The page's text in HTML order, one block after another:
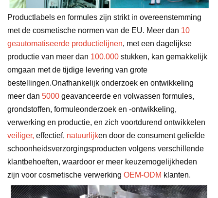
Productlabels en formules zijn strikt in overeenstemming
met de cosmetische normen van de EU. Meer dan 10
geautomatiseerde productielijnen, met een dagelijkse
productie van meer dan 100.000 stukken, kan gemakkelijk
omgaan met de tijdige levering van grote
bestellingen.Onafhankelijk onderzoek en ontwikkeling
meer dan 5000 geavanceerde en volwassen formules,
grondstoffen, formuleonderzoek en -ontwikkeling,
verwerking en productie, en zich voortdurend ontwikkelen
veiliger, effectief, natuurlijken door de consument geliefde
schoonheidsverzorgingsproducten volgens verschillende
klantbehoeften, waardoor er meer keuzemogelijkheden
zijn voor cosmetische verwerking OEM-ODM klanten.